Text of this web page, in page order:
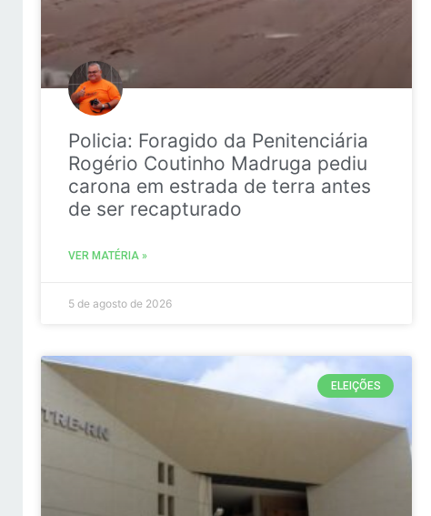
Policia: Foragido da Penitenciária
Rogério Coutinho Madruga pediu
carona em estrada de terra antes
de ser recapturado
VER MATÉRIA »
5 de agosto de 2026
ELEIÇÕES